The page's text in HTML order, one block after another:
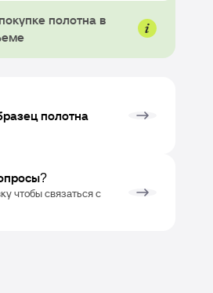
полотна в
полотна
чтобы связаться с